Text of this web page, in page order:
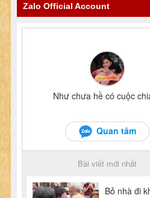
Zalo Official Account